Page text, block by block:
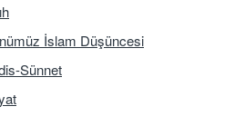
İslam Düşüncesi
Sünnet